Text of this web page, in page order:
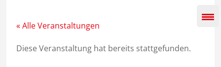
springen« Alle Veranstaltungen
Diese Veranstaltung hat bereits stattgefunden.